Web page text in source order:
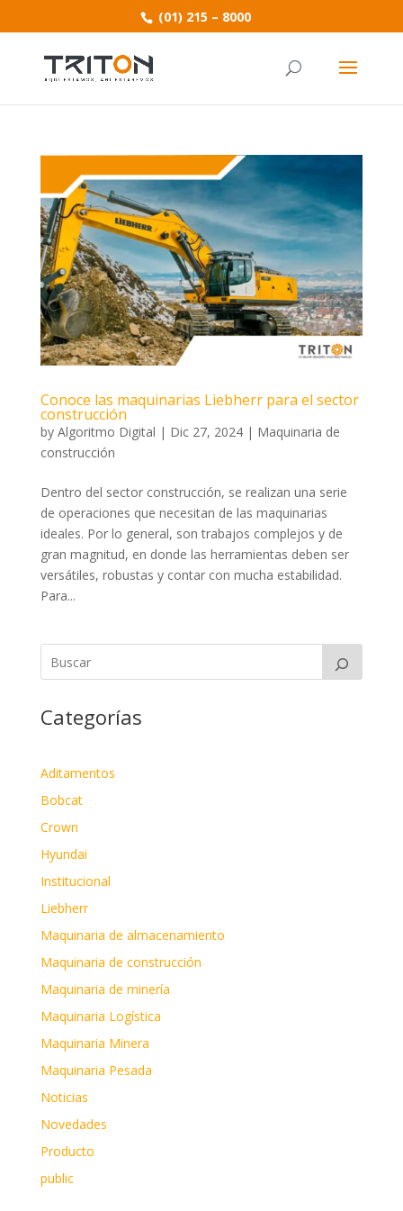
(01) 215 – 8000
Conoce las maquinarias Liebherr para el sector
construcción
by Algoritmo Digital | Dic 27, 2024| Maquinaria de
construcción
Dentro del sector construcción, se realizan una serie
de operaciones que necesitan de las maquinarias
ideales. Por lo general, son trabajos complejos y de
gran magnitud, en donde las herramientas deben ser
versátiles, robustas y contar con mucha estabilidad.
Para...
Categorías
Aditamentos
Bobcat
Crown
Hyundai
Institucional
Liebherr
Maquinaria de almacenamiento
Maquinaria de construcción
Maquinaria de minería
Maquinaria Logística
Maquinaria Minera
Maquinaria Pesada
Noticias
Novedades
Producto
public